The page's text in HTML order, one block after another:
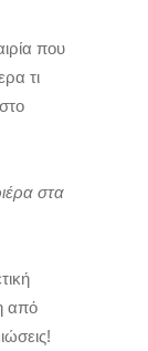
που
τι
στα
από